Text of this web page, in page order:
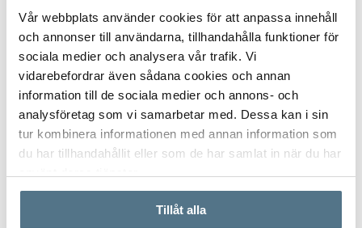
Vår webbplats använder cookies för att anpassa innehåll
och annonser till användarna, tillhandahålla funktioner för
sociala medier och analysera vår trafik. Vi
vidarebefordrar även sådana cookies och annan
information till de sociala medier och annons- och
analysföretag som vi samarbetar med. Dessa kan i sin
tur kombinera informationen med annan information som
du har tillhandahållit eller som de har samlat in när du har
Tillåt alla
Postnummer*
Ange ditt postnummer (5 siffror utan mellanslag)